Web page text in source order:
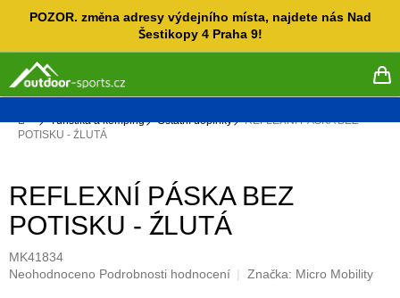
POZOR. změna adresy výdejního místa, najdete nás Nad
Šestikopy 4 Praha 9!
Domů
Turistika a kemping Ostatní doplňky
REFLEXNÍ PÁSKA BEZ
POTISKU - ŹLUTÁ
REFLEXNÍ PÁSKA BEZ
POTISKU - ŹLUTÁ
MK41834
Průměrné
Neohodnoceno Podrobnosti hodnocení Značka: Micro Mobility